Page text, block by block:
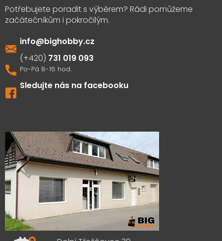
info@bighobby.cz
731 019 093
Sledujte nás na facebooku